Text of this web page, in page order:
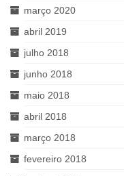
março 2020
abril 2019
julho 2018
junho 2018
maio 2018
abril 2018
março 2018
fevereiro 2018